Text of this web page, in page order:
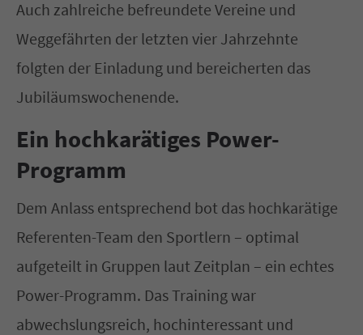
Auch zahlreiche befreundete Vereine und
Weggefährten der letzten vier Jahrzehnte
folgten der Einladung und bereicherten das
Jubiläumswochenende.
Ein hochkarätiges Power-
Programm
Dem Anlass entsprechend bot das hochkarätige
Referenten-Team den Sportlern – optimal
aufgeteilt in Gruppen laut Zeitplan – ein echtes
Power-Programm. Das Training war
abwechslungsreich, hochinteressant und